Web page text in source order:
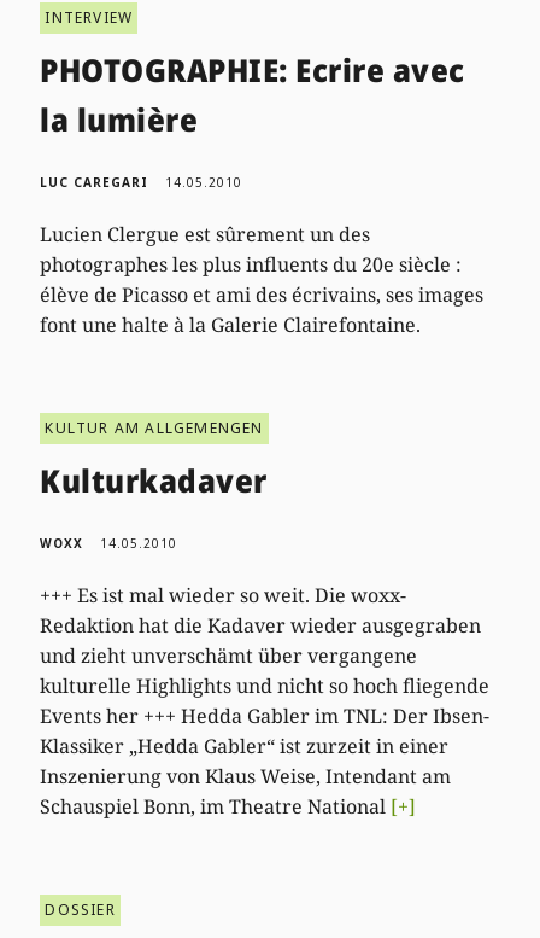
INTERVIEW
PHOTOGRAPHIE: Ecrire avec
la lumière
LUC CAREGARI 14.05.2010
Lucien Clergue est sûrement un des
photographes les plus influents du 20e siècle :
élève de Picasso et ami des écrivains, ses images
font une halte à la Galerie Clairefontaine.
KULTUR AM ALLGEMENGEN
Kulturkadaver
WOXX 14.05.2010
+++ Es ist mal wieder so weit. Die woxx-
Redaktion hat die Kadaver wieder ausgegraben
und zieht unverschämt über vergangene
kulturelle Highlights und nicht so hoch fliegende
Events her +++ Hedda Gabler im TNL: Der Ibsen-
Klassiker „Hedda Gabler“ ist zurzeit in einer
Inszenierung von Klaus Weise, Intendant am
Schauspiel Bonn, im Theatre National [+]
DOSSIER